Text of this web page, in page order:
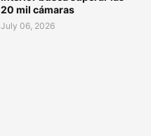
20 mil cámaras
July 06, 2026